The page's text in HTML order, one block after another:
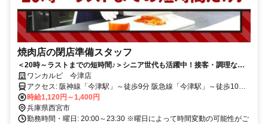
焼肉店の閉店準備スタッフ
＜20時～ラストまでの短時間♪＞シニア世代も活躍中！接客・調理な
し！深夜の短時間でサクッと勤務◎
ワンカルビ 今津店
アクセス: 阪神線「今津駅」～徒歩9分 阪急線「今津駅」～徒歩10分
「久寿川駅」～徒歩11分 ※自転車通勤OK ※交通費規定支給
時給1,120円～1,400円
兵庫県西宮市
勤務時間・曜日: 20:00～23:30 ※曜日によって時間変動の可能性がご